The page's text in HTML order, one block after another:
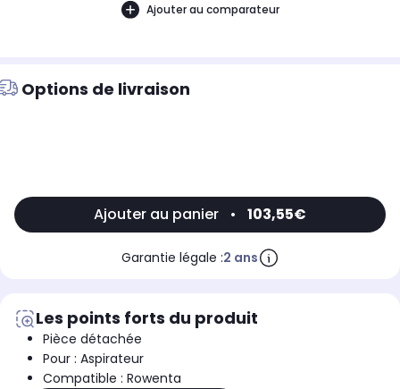
Ajouter au comparateur
Options de livraison
Ajouter au panier • 103,55€
Garantie légale :2 ans
Les points forts du produit
Pièce détachée
Pour : Aspirateur
Compatible : Rowenta